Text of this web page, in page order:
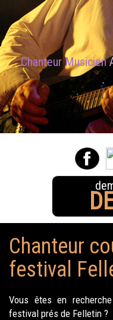
Chanteur Musicien
Chanteur
festival
Vous êtes en
festival prés de Felletin ?